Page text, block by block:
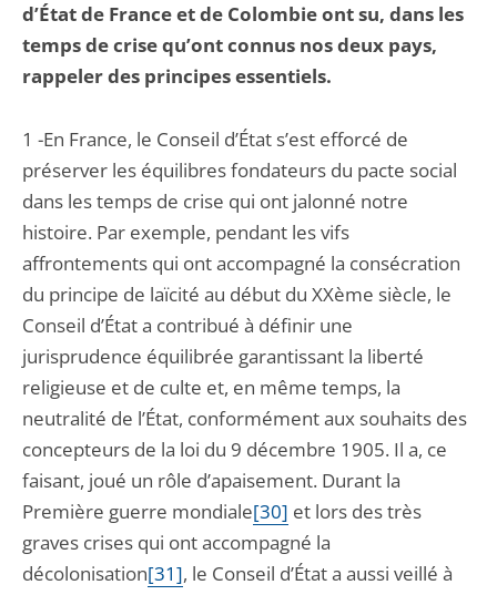
d’État de France et de Colombie ont su, dans les
temps de crise qu’ont connus nos deux pays,
rappeler des principes essentiels.
1 -En France, le Conseil d’État s’est efforcé de
préserver les équilibres fondateurs du pacte social
dans les temps de crise qui ont jalonné notre
histoire. Par exemple, pendant les vifs
affrontements qui ont accompagné la consécration
du principe de laïcité au début du XXème siècle, le
Conseil d’État a contribué à définir une
jurisprudence équilibrée garantissant la liberté
religieuse et de culte et, en même temps, la
neutralité de l’État, conformément aux souhaits des
concepteurs de la loi du 9 décembre 1905. Il a, ce
faisant, joué un rôle d’apaisement. Durant la
Première guerre mondiale[30] et lors des très
graves crises qui ont accompagné la
décolonisation[31], le Conseil d’État a aussi veillé à